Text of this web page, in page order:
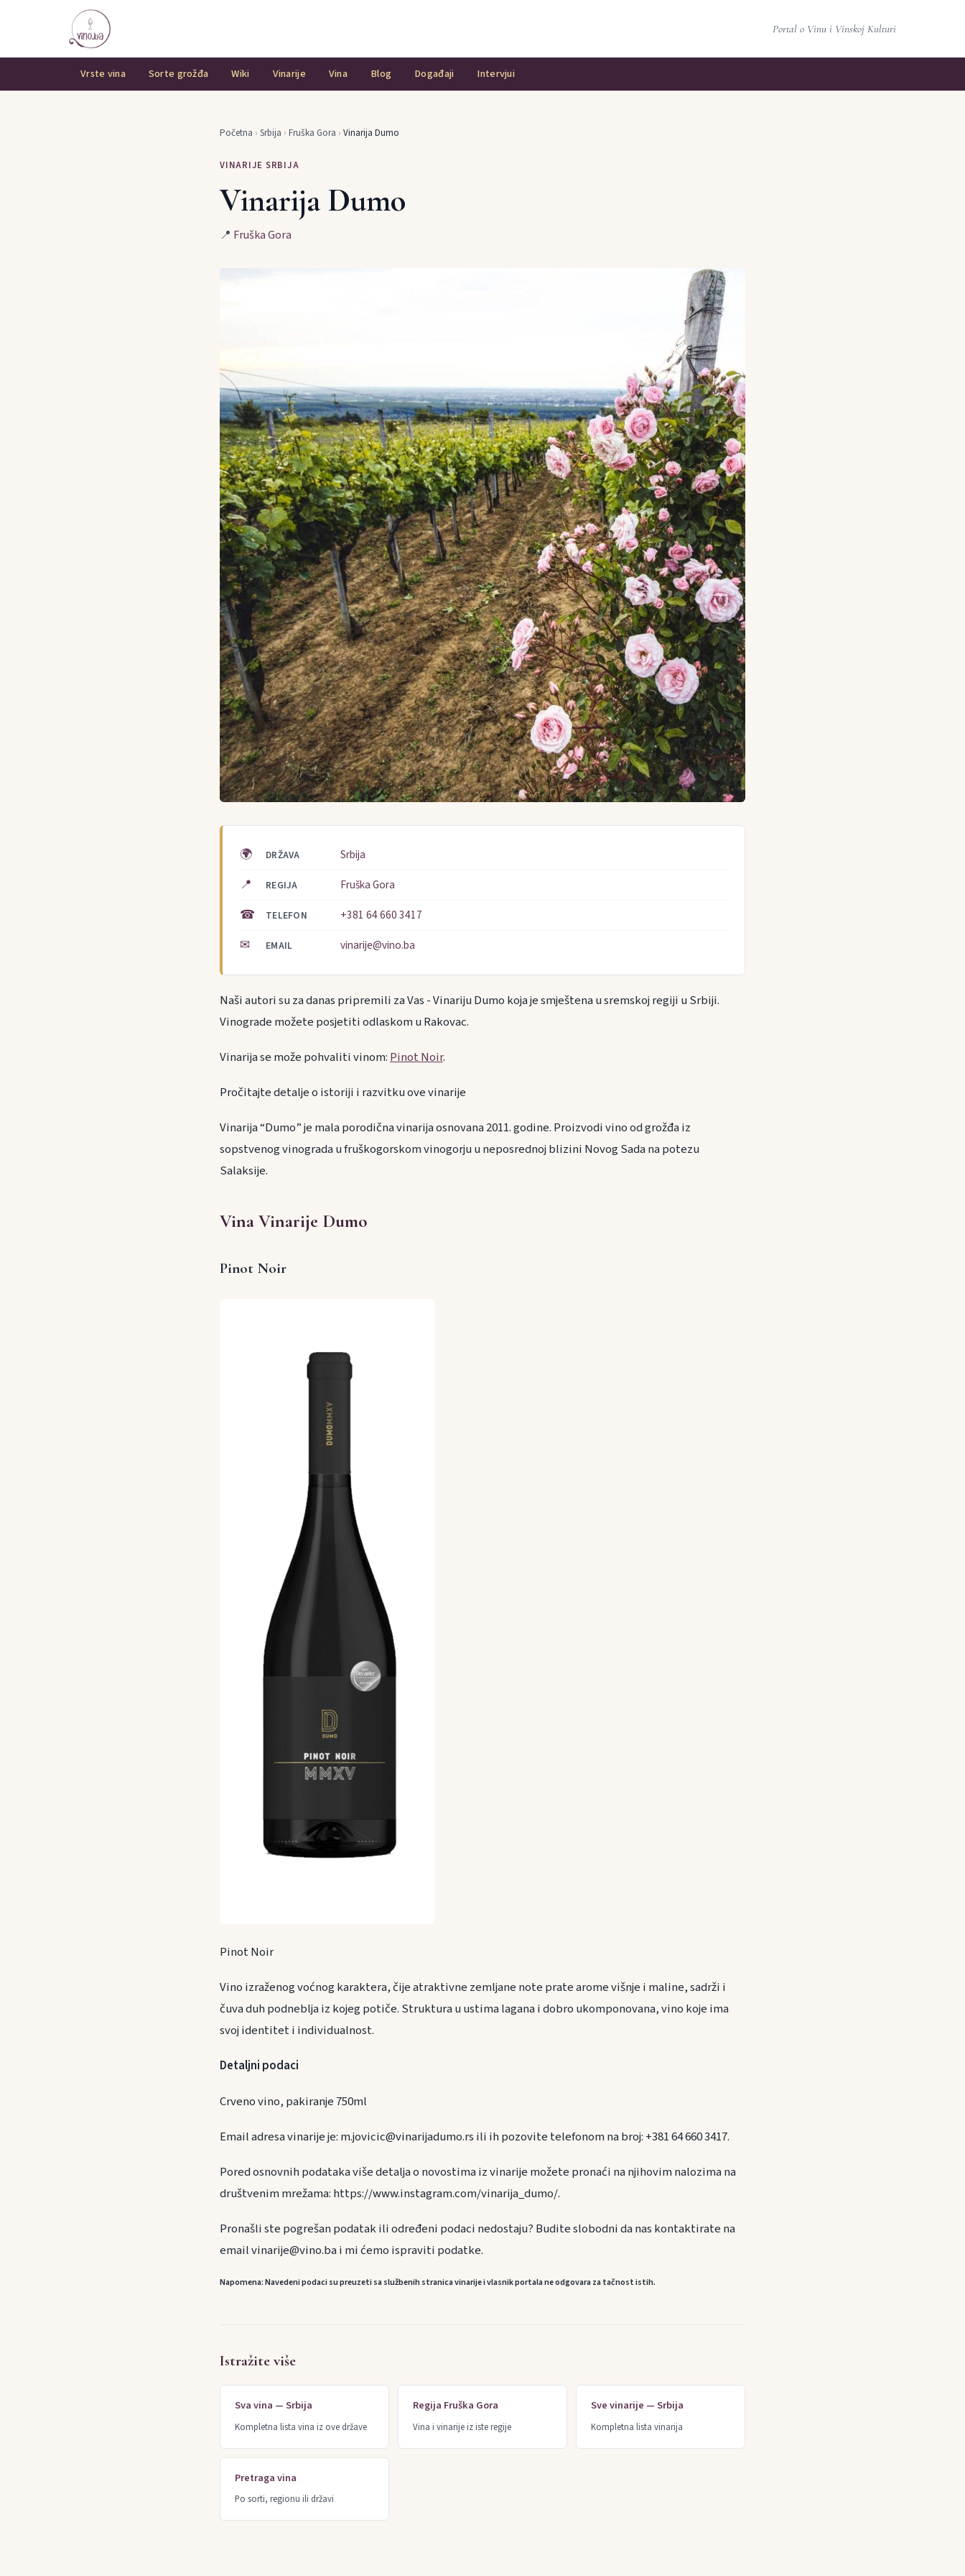
Portal o Vinu i Vinskoj Kulturi
Vrste vina Sorte grožđa Wiki Vinarije Vina Blog Događaji Intervjui
Početna › Srbija › Fruška Gora › Vinarija Dumo
VINARIJE SRBIJA
Vinarija Dumo
📍 Fruška Gora
🌍 DRŽAVA Srbija
📍 REGIJA Fruška Gora
☎ TELEFON +381 64 660 3417
✉ EMAIL vinarije@vino.ba
Naši autori su za danas pripremili za Vas - Vinariju Dumo koja je smještena u sremskoj regiji u Srbiji.
Vinograde možete posjetiti odlaskom u Rakovac.
Vinarija se može pohvaliti vinom: Pinot Noir.
Pročitajte detalje o istoriji i razvitku ove vinarije
Vinarija “Dumo” je mala porodična vinarija osnovana 2011. godine. Proizvodi vino od grožđa iz
sopstvenog vinograda u fruškogorskom vinogorju u neposrednoj blizini Novog Sada na potezu
Salaksije.
Vina Vinarije Dumo
Pinot Noir
Pinot Noir
Vino izraženog voćnog karaktera, čije atraktivne zemljane note prate arome višnje i maline, sadrži i
čuva duh podneblja iz kojeg potiče. Struktura u ustima lagana i dobro ukomponovana, vino koje ima
svoj identitet i individualnost.
Detaljni podaci
Crveno vino, pakiranje 750ml
Email adresa vinarije je: m.jovicic@vinarijadumo.rs ili ih pozovite telefonom na broj: +381 64 660 3417.
Pored osnovnih podataka više detalja o novostima iz vinarije možete pronaći na njihovim nalozima na
društvenim mrežama: https://www.instagram.com/vinarija_dumo/.
Pronašli ste pogrešan podatak ili određeni podaci nedostaju? Budite slobodni da nas kontaktirate na
email vinarije@vino.ba i mi ćemo ispraviti podatke.
Napomena: Navedeni podaci su preuzeti sa službenih stranica vinarije i vlasnik portala ne odgovara za tačnost istih.
Istražite više
Sva vina — Srbija
Kompletna lista vina iz ove države
Regija Fruška Gora
Vina i vinarije iz iste regije
Sve vinarije — Srbija
Kompletna lista vinarija
Pretraga vina
Po sorti, regionu ili državi